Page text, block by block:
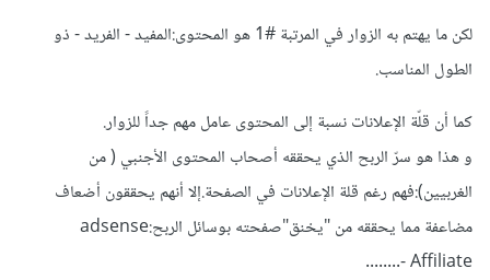
لكن ما يهتم به الزوار في المرتبة #1 هو المحتوى:المفيد - الفريد - ذو
الطول المناسب.
كما أن قلّة الإعلانات نسبة إلى المحتوى عامل مهم جداً للزوار.
و هذا هو سرّ الربح الذي يحققه أصحاب المحتوى الأجنبي ( من
الغربيين):فهم رغم قلة الإعلانات في الصفحة.إلا أنهم يحققون أضعاف
مضاعفة مما يحققه من "يخنق"صفحته بوسائل الربح:adsense
- Affiliate........